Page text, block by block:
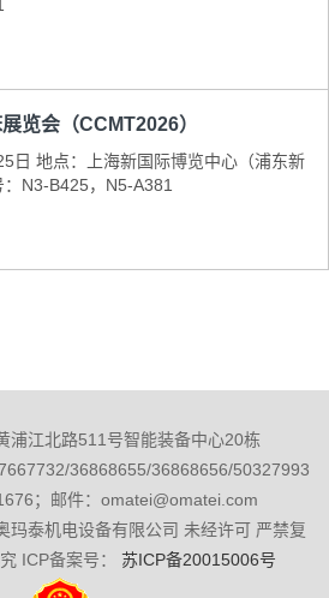
览会（CCMT2026）
日 地点：上海新国际博览中心（浦东新
N3-B425，N5-A381
浦江北路511号智能装备中心20栋
36868655/36868656/50327993
；邮件：omatei@omatei.com
玛泰机电设备有限公司 未经许可 严禁复
ICP备案号：
苏ICP备20015006号